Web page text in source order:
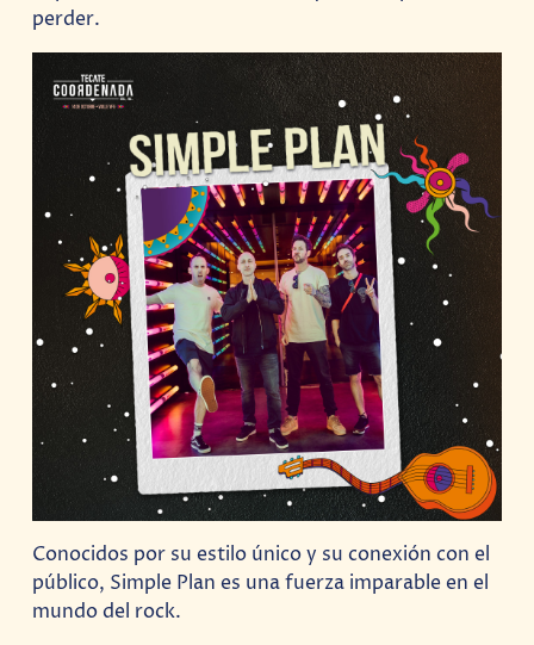
perder.
Conocidos por su estilo único y su conexión con el
público, Simple Plan es una fuerza imparable en el
mundo del rock.